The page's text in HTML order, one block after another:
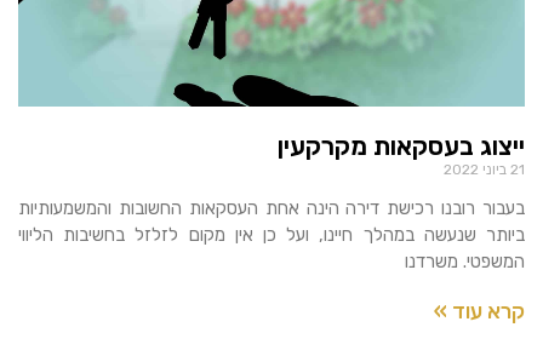
ייצוג בעסקאות מקרקעין
21 ביוני 2022
בעבור רובנו רכישת דירה הינה אחת העסקאות החשובות והמשמעותיות
ביותר שנעשה במהלך חיינו, ועל כן אין מקום לזלזל בחשיבות הליווי
המשפטי. משרדנו
קרא עוד »